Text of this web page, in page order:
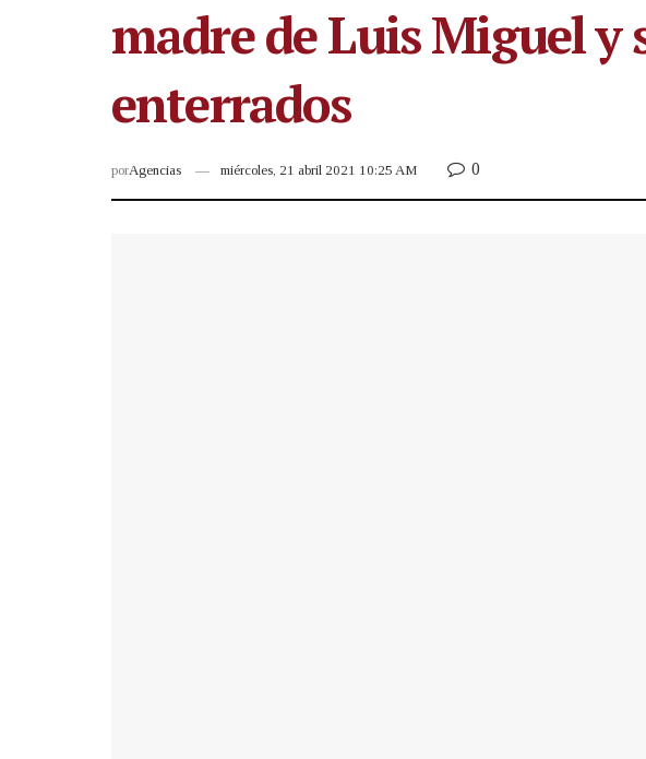
madre de Luis Miguel y
enterrados
porAgencias miércoles, 21 abril 2021 10:25 AM 0